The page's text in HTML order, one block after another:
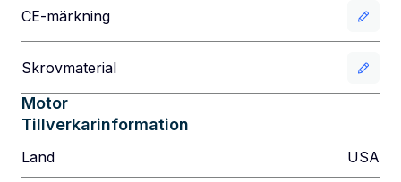
CE-märkning
Skrovmaterial
Motor
Tillverkarinformation
Land USA